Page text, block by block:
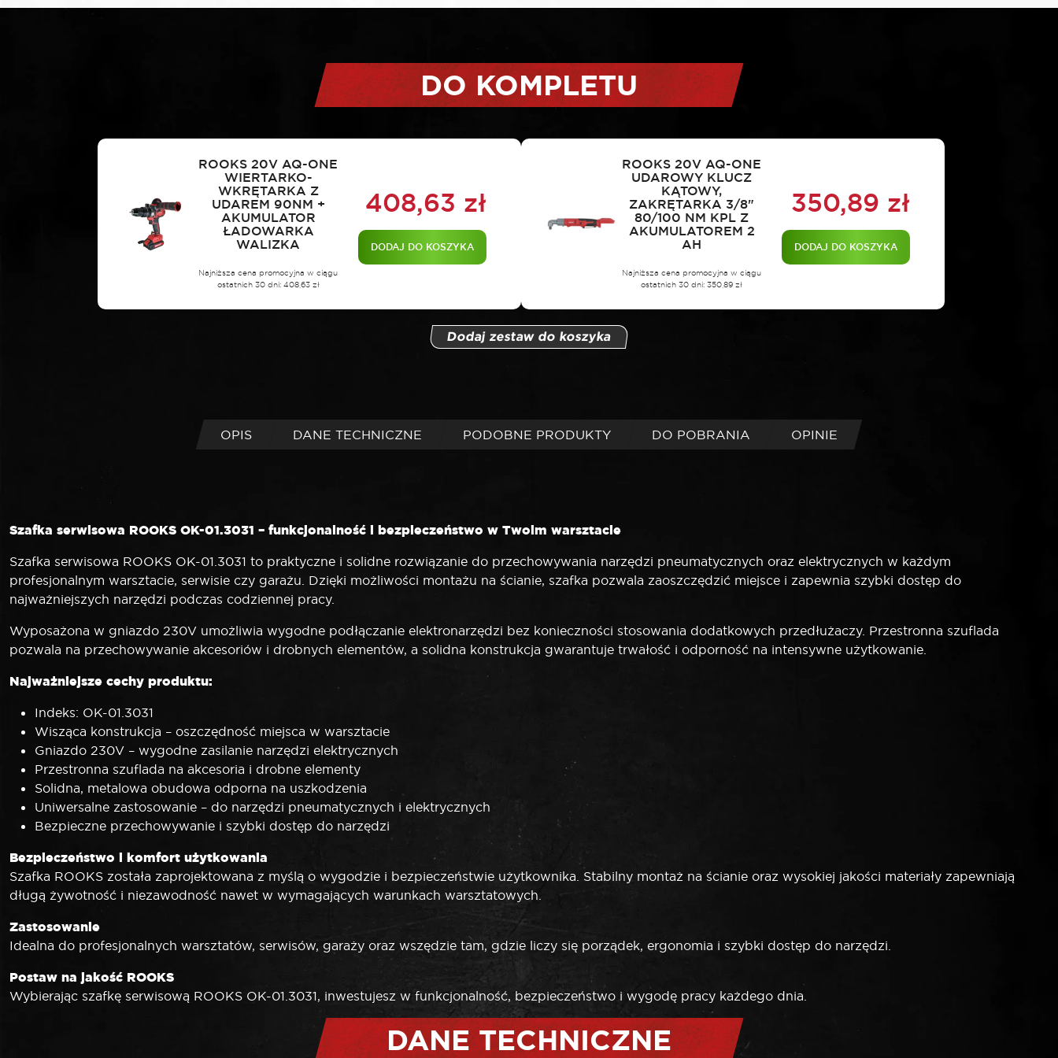
DO KOMPLETU
ROOKS 20V AQ-ONE
WIERTARKO-
WKRĘTARKA Z
UDAREM 90NM +
AKUMULATOR
ŁADOWARKA
WALIZKA
Najniższa cena promocyjna w ciągu
ostatnich 30 dni: 408,63 zł
408,63 zł
DODAJ DO KOSZYKA
ROOKS 20V AQ-ONE
UDAROWY KLUCZ
KĄTOWY,
ZAKRĘTARKA 3/8"
80/100 NM KPL Z
AKUMULATOREM 2
AH
Najniższa cena promocyjna w ciągu
ostatnich 30 dni: 350,89 zł
350,89 zł
DODAJ DO KOSZYKA
Dodaj zestaw do koszyka
OPIS DANE TECHNICZNE PODOBNE PRODUKTY DO POBRANIA OPINIE
Szafka serwisowa ROOKS OK-01.3031 – funkcjonalność i bezpieczeństwo w Twoim warsztacie
Szafka serwisowa ROOKS OK-01.3031 to praktyczne i solidne rozwiązanie do przechowywania narzędzi pneumatycznych oraz elektrycznych w każdym
profesjonalnym warsztacie, serwisie czy garażu. Dzięki możliwości montażu na ścianie, szafka pozwala zaoszczędzić miejsce i zapewnia szybki dostęp do
najważniejszych narzędzi podczas codziennej pracy.
Wyposażona w gniazdo 230V umożliwia wygodne podłączanie elektronarzędzi bez konieczności stosowania dodatkowych przedłużaczy. Przestronna szuflada
pozwala na przechowywanie akcesoriów i drobnych elementów, a solidna konstrukcja gwarantuje trwałość i odporność na intensywne użytkowanie.
Najważniejsze cechy produktu:
Indeks: OK-01.3031
Wisząca konstrukcja – oszczędność miejsca w warsztacie
Gniazdo 230V – wygodne zasilanie narzędzi elektrycznych
Przestronna szuflada na akcesoria i drobne elementy
Solidna, metalowa obudowa odporna na uszkodzenia
Uniwersalne zastosowanie – do narzędzi pneumatycznych i elektrycznych
Bezpieczne przechowywanie i szybki dostęp do narzędzi
Bezpieczeństwo i komfort użytkowania
Szafka ROOKS została zaprojektowana z myślą o wygodzie i bezpieczeństwie użytkownika. Stabilny montaż na ścianie oraz wysokiej jakości materiały zapewniają
długą żywotność i niezawodność nawet w wymagających warunkach warsztatowych.
Zastosowanie
Idealna do profesjonalnych warsztatów, serwisów, garaży oraz wszędzie tam, gdzie liczy się porządek, ergonomia i szybki dostęp do narzędzi.
Postaw na jakość ROOKS
Wybierając szafkę serwisową ROOKS OK-01.3031, inwestujesz w funkcjonalność, bezpieczeństwo i wygodę pracy każdego dnia.
DANE TECHNICZNE